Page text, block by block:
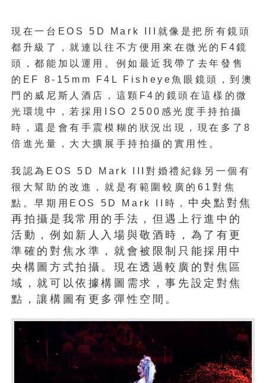
現在一台 EOS 5D Mark III 就像是把所有鏡頭
都升級了，就連 以往不方便用來在微光的 F4鏡
頭，都能加以運用。例如最近 我帶了去年發售
的 EF 8-15mm F4L Fisheye魚眼鏡頭，到澳
門的威尼斯人酒店，這顆 F4 的鏡頭在這樣的微
光環境中，若 採用 ISO 2500 感光度手持拍攝
時，還是會有手震模糊的狀況 出現，現在多了8
倍進光量，大大擴展手持拍攝的實用性。
我認為 EOS 5D Mark III對婚禮紀錄另一個有
很大幫助的改 進，就是有範圍較廣的 61對焦
點。早期用 EOS 5D Mark II 時， 中央點對焦
再拍攝是我常用的手法，但遇上行進中的
活動，例如新人入場與敬酒時，為了有更
準確的對焦水準，就會被限制只能採用中
央構圖方式拍攝。現在透過較廣的對焦區
域，就可以依據構圖需求，事先設定對焦
點，讓構圖有更多彈性空間。